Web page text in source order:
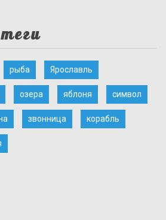
рыба Ярославль
озера яблоня символ
звонница корабль